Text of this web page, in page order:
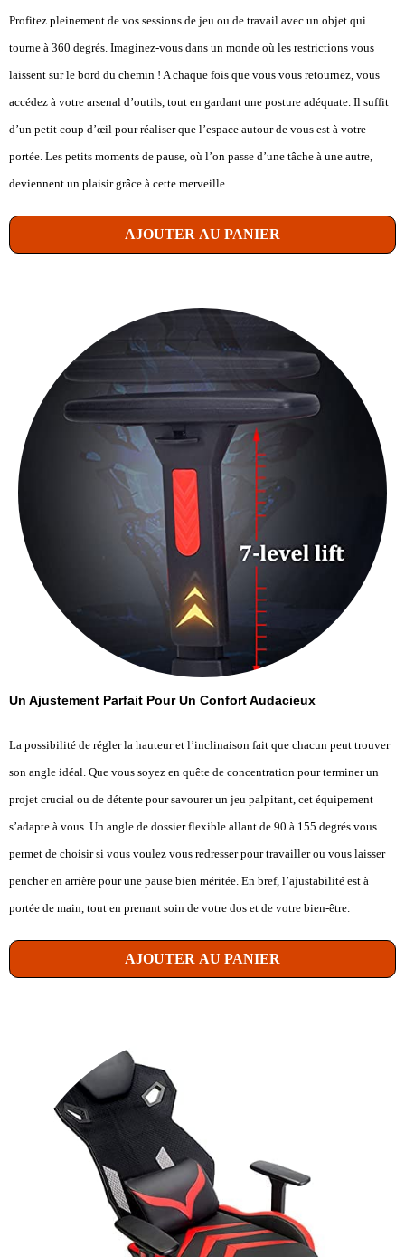
Profitez pleinement de vos sessions de jeu ou de travail avec un objet qui
tourne à 360 degrés. Imaginez-vous dans un monde où les restrictions vous
laissent sur le bord du chemin ! A chaque fois que vous vous retournez, vous
accédez à votre arsenal d’outils, tout en gardant une posture adéquate. Il suffit
d’un petit coup d’œil pour réaliser que l’espace autour de vous est à votre
portée. Les petits moments de pause, où l’on passe d’une tâche à une autre,
deviennent un plaisir grâce à cette merveille.
AJOUTER AU PANIER
Un Ajustement Parfait Pour Un Confort Audacieux
La possibilité de régler la hauteur et l’inclinaison fait que chacun peut trouver
son angle idéal. Que vous soyez en quête de concentration pour terminer un
projet crucial ou de détente pour savourer un jeu palpitant, cet équipement
s’adapte à vous. Un angle de dossier flexible allant de 90 à 155 degrés vous
permet de choisir si vous voulez vous redresser pour travailler ou vous laisser
pencher en arrière pour une pause bien méritée. En bref, l’ajustabilité est à
portée de main, tout en prenant soin de votre dos et de votre bien-être.
AJOUTER AU PANIER